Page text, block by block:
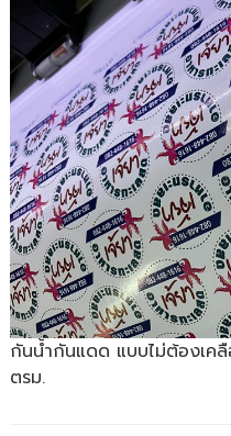
กันน้ำกันแดด แบบไม่ต้องเค
ตรม.